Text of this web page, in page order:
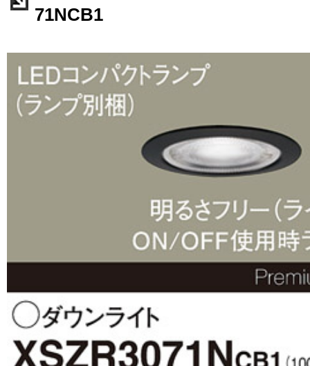
71NCB1